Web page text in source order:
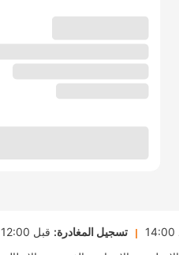
تسجيل المغادرة: قبل 12:00